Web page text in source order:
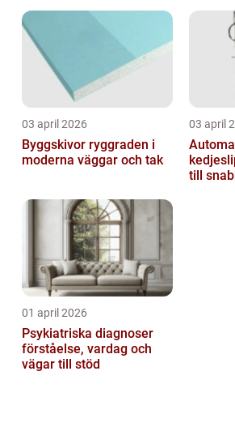
03 april 2026
Byggskivor ryggraden i
moderna väggar och tak
03 april
till
01 april 2026
Psykiatriska diagnoser
förståelse, vardag och
vägar till stöd